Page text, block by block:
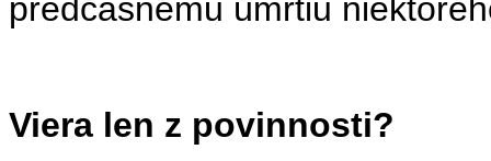
predčasnému úmrtiu
Viera len z povinnosti?